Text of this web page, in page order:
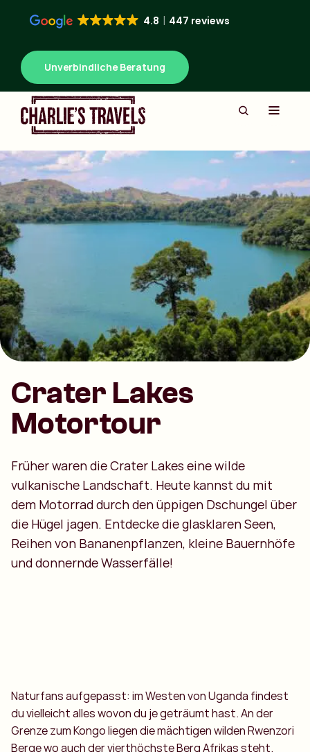
4.8 447 reviews
Unverbindliche Beratung
Crater Lakes
Motortour
Früher waren die Crater Lakes eine wilde
vulkanische Landschaft. Heute kannst du mit
dem Motorrad durch den üppigen Dschungel über
die Hügel jagen. Entdecke die glasklaren Seen,
Reihen von Bananenpflanzen, kleine Bauernhöfe
und donnernde Wasserfälle!
Naturfans aufgepasst: im Westen von Uganda findest
du vielleicht alles wovon du je geträumt hast. An der
Grenze zum Kongo liegen die mächtigen wilden Rwenzori
Berge wo auch der vierthöchste Berg Afrikas steht.